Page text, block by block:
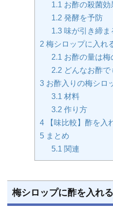
1.1 お酢の殺菌
1.2 発酵を予防
1.3味が引き締ま
2 梅シロップに入れ
2.1 お酢の量は梅
2.2 どんなお酢で
3お酢入りの梅シロ
3.1 材料
3.2 作り方
4【味比較】酢を入
5まとめ
5.1 関連
梅シロップに酢を入れ